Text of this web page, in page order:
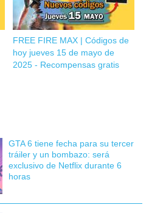
FREE FIRE MAX | Códigos de
hoy jueves 15 de mayo de
2025 - Recompensas gratis
GTA 6 tiene fecha para su tercer
tráiler y un bombazo: será
exclusivo de Netflix durante 6
horas